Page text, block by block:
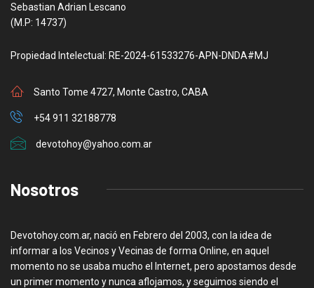
Sebastian Adrian Lescano
(M.P: 14737)
Propiedad Intelectual: RE-2024-61533276-APN-DNDA#MJ
Santo Tome 4727, Monte Castro, CABA
+54 911 32188778
devotohoy@yahoo.com.ar
Nosotros
Devotohoy.com.ar, nació en Febrero del 2003, con la idea de
informar a los Vecinos y Vecinas de forma Online, en aquel
momento no se usaba mucho el Internet, pero apostamos desde
un primer momento y nunca aflojamos, y seguimos siendo el